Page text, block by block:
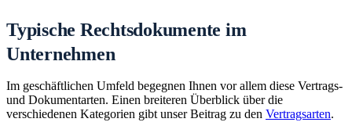
Typische Rechtsdokumente im
Unternehmen
Im geschäftlichen Umfeld begegnen Ihnen vor allem diese Vertrags-
und Dokumentarten. Einen breiteren Überblick über die
verschiedenen Kategorien gibt unser Beitrag zu den Vertragsarten.